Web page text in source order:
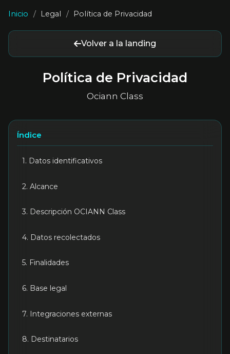
Inicio / Legal / Política de Privacidad
Volver a la landing
Política de Privacidad
Ociann Class
Índice
1. Datos identificativos
2. Alcance
3. Descripción OCIANN Class
4. Datos recolectados
5. Finalidades
6. Base legal
7. Integraciones externas
8. Destinatarios